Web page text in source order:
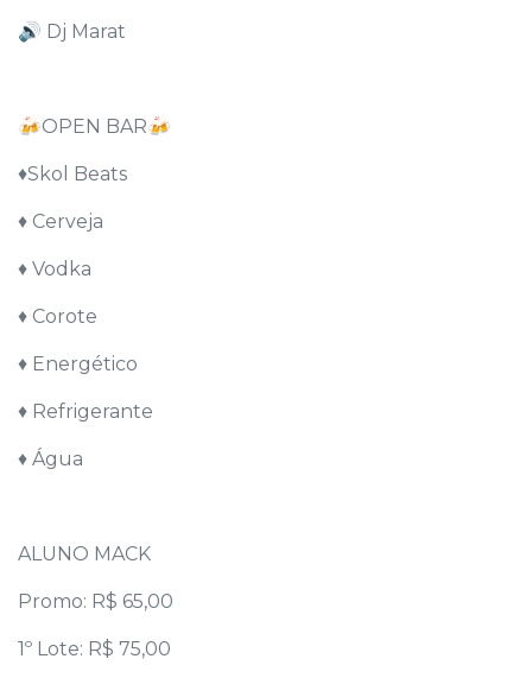
🔊 Dj Marat
🍻OPEN BAR🍻
♦️Skol Beats
♦️ Cerveja
♦️ Vodka
♦️ Corote
♦️ Energético
♦️ Refrigerante
♦️ Água
ALUNO MACK
Promo: R$ 65,00
1º Lote: R$ 75,00